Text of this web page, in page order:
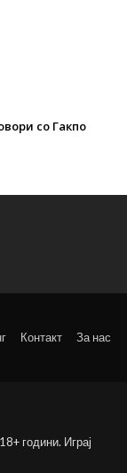
со Гакпо
Контакт За нас
години. Играј